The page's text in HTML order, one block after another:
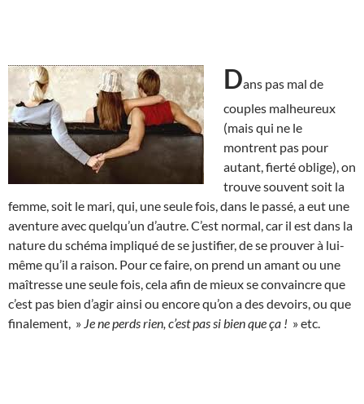
Dans pas mal de
couples malheureux
(mais qui ne le
montrent pas pour
autant, fierté oblige), on
trouve souvent soit la
femme, soit le mari, qui, une seule fois, dans le passé, a eut une
aventure avec quelqu’un d’autre. C’est normal, car il est dans la
nature du schéma impliqué de se justifier, de se prouver à lui-
même qu’il a raison. Pour ce faire, on prend un amant ou une
maîtresse une seule fois, cela afin de mieux se convaincre que
c’est pas bien d’agir ainsi ou encore qu’on a des devoirs, ou que
finalement, » Je ne perds rien, c’est pas si bien que ça ! » etc.